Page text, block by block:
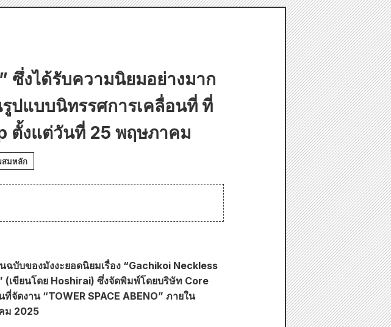
ซึ่งได้รับความนิยมอย่างมาก
ปแบบนิทรรศการเคลื่อนที่ ที่
ตั้งแต่วันที่ 25 พฤษภาคม
สมหลัก
บับของมังงะยอดนิยมเรื่อง “Gachikoi Neckless
เขียนโดย Hoshirai) ซึ่งจัดพิมพ์โดยบริษัท Core
ดงาน “TOWER SPACE ABENO” ภายใน
ม 2025